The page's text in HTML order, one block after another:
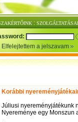
:
Elfelejtettem a jelszavam
Korábbi
Júliusi nyereményjátékunk
Nyereménye egy Monszun